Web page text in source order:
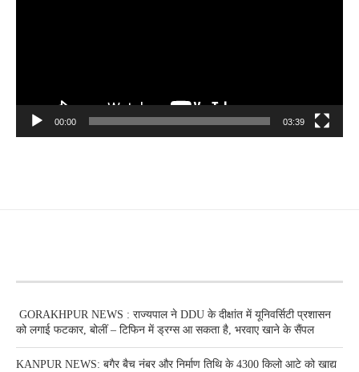
00:00 03:39
GORAKHPUR NEWS : राज्यपाल ने DDU के दीक्षांत में यूनिवर्सिटी प्रशासन
को लगाई फटकार, बोलीं – टिफिन में ड्रग्स आ सकता है, भरवाए खाने के सैंपल
KANPUR NEWS: बगैर बैच नंबर और निर्माण तिथि के 4300 किलो आटे को खाद्य